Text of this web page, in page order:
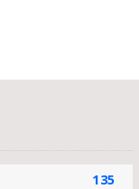
135